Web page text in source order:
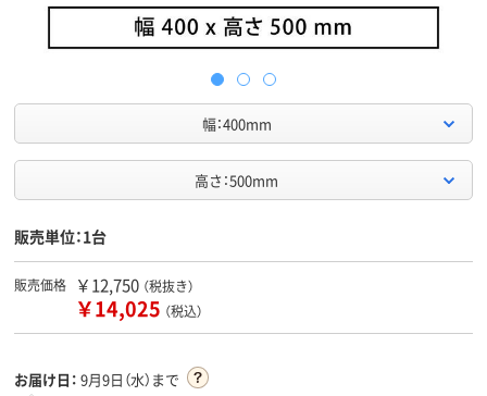
幅：400mm
高さ：500mm
販売単位：1台
販売価格 ￥12,750 （税抜き）
￥14,025 （税込）
お届け日： 9月9日（水）まで